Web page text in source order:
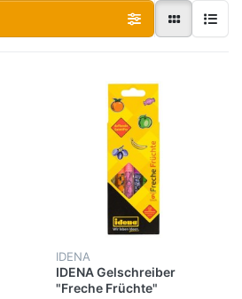
IDENA
IDENA Gelschreiber
"Freche Früchte"